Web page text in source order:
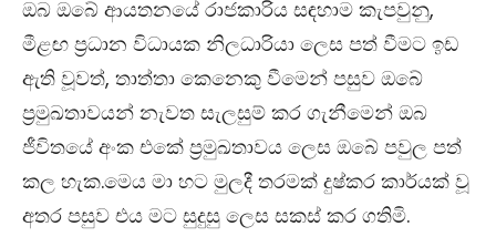
ඔබ ඔබේ ආයතනයේ රාජකාරිය සඳහාම කැපවුනු,
මීළඟ ප්‍රධාන විධායක නිලධාරියා ලෙස පත් වීමට ඉඩ
ඇති වූවත්, තාත්තා කෙනෙකු වීමෙන් පසුව ඔබේ
ප්‍රමුඛතාවයන් නැවත සැලසුම් කර ගැනීමෙන් ඔබ
ජීවිතයේ අංක එකේ ප්‍රමුඛතාවය ලෙස ඔබේ පවුල පත්
කල හැක.මෙය මා හට මුලදී තරමක් දුෂ්කර කාර්යක් වූ
අතර පසුව එය මට සුදුසු ලෙස සකස් කර ගතිමි.